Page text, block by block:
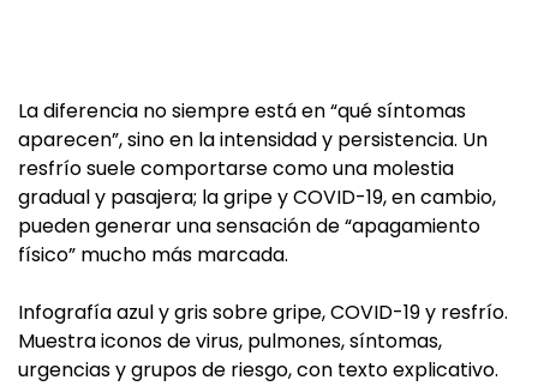
La diferencia no siempre está en “qué síntomas
aparecen”, sino en la intensidad y persistencia. Un
resfrío suele comportarse como una molestia
gradual y pasajera; la gripe y COVID-19, en cambio,
pueden generar una sensación de “apagamiento
físico” mucho más marcada.
Infografía azul y gris sobre gripe, COVID-19 y resfrío.
Muestra iconos de virus, pulmones, síntomas,
urgencias y grupos de riesgo, con texto explicativo.